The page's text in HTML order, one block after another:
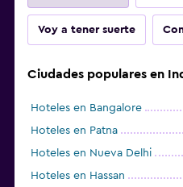
Voy a tener suerte
Ciudades populares en
Hoteles en Bangalore
Hoteles en Patna
Hoteles en Nueva Delhi
Hoteles en Hassan